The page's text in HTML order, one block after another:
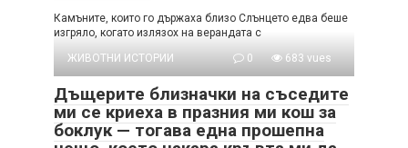
Камъните, които го държаха близо Слънцето едва беше
изгряло, когато излязох на верандата с
ЖИВОТНИ ИСТОРИИ
0 683 vues
Дъщерите близначки на съседите
ми се криеха в празния ми кош за
боклук — тогава една прошепна